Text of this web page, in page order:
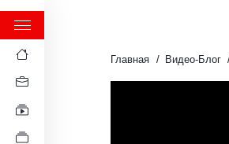
Главная Видео-Блог